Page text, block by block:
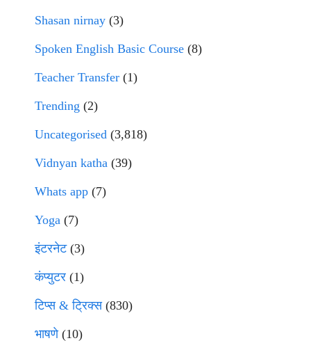
Shasan nirnay (3)
Spoken English Basic Course (8)
Teacher Transfer (1)
Trending (2)
Uncategorised (3,818)
Vidnyan katha (39)
Whats app (7)
Yoga (7)
इंटरनेट(3)
कंप्युटर (1)
टिप्स & ट्रिक्स(830)
भाषणे(10)